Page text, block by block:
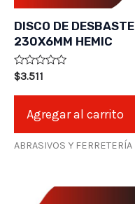
DISCO DE DESBASTE
230X6MM HEMIC
Valorado
en
0
$3.511
Agregar al carrito
ABRASIVOS Y FERRETERÍA